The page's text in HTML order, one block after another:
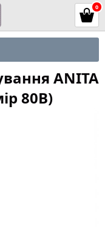
0
ANITA
80В)